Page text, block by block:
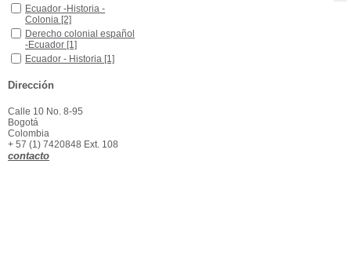
Ecuador -Historia -Colonia
Ecuador -Historia -
Colonia [2]
Derecho colonial español -Ecuador
Derecho colonial español
-Ecuador [1]
Ecuador - Historia
Ecuador - Historia [1]
Historia
Ecuador [1]
Ordenanzas municipales -Quito (Ecuador)
Ordenanzas municipales -
Quito (Ecuador)
Quito (Ecuador) -Historia -Fuentes
Quito (Ecuador) -Historia -
Fuentes
Dirección
Calle 10 No. 8-95
Bogotá
Colombia
+ 57 (1) 7420848 Ext. 108
contacto